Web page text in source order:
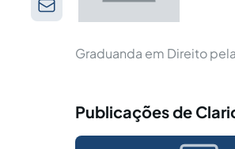
Graduanda em Direito
Publicações de